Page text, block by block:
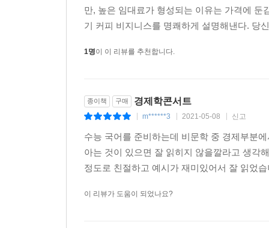
만, 높은 임대료가 형성되는 이유는 가격에
기 커피 비지니스를 명쾌하게 설명해낸다. 당
1명이 이 리뷰를 추천합니다.
종이책 구매 경제학콘서트
m******3 2021-05-08 신고
수능 국어를 준비하는데 비문학 중 경제부분
아는 것이 있으면 잘 읽히지 않을깔라고 생각
정도로 친절하고 예시가 재미있어서 잘 읽었
이 리뷰가 도움이 되었나요?